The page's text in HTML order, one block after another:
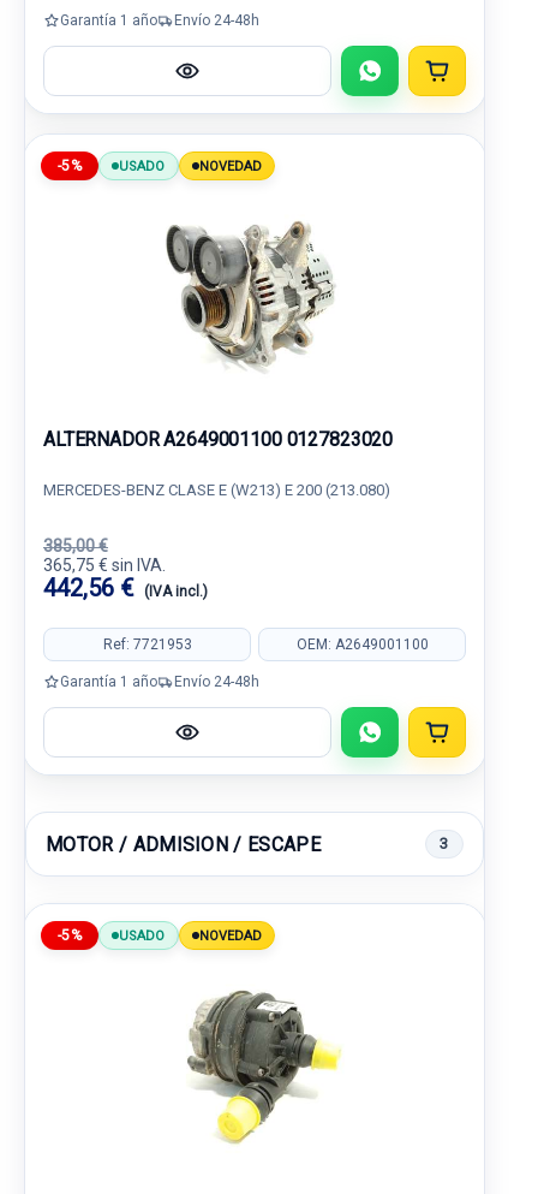
Garantía 1 año Envío 24-48h
-5% USADO NOVEDAD
ALTERNADOR A2649001100 0127823020
MERCEDES-BENZ CLASE E (W213) E 200 (213.080)
385,00 €
365,75 € sin IVA.
442,56 € (IVA incl.)
Ref: 7721953 OEM: A2649001100
Garantía 1 año Envío 24-48h
MOTOR / ADMISION / ESCAPE 3
-5% USADO NOVEDAD